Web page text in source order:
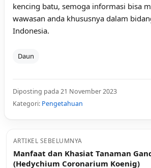
kencing batu, semoga informasi bisa
wawasan anda khususnya dalam
Indonesia.
Daun
Diposting pada 21 November 2023
Kategori: Pengetahuan
ARTIKEL SEBELUMNYA
Manfaat dan Khasiat Tanaman
(Hedychium Coronarium Koenig)